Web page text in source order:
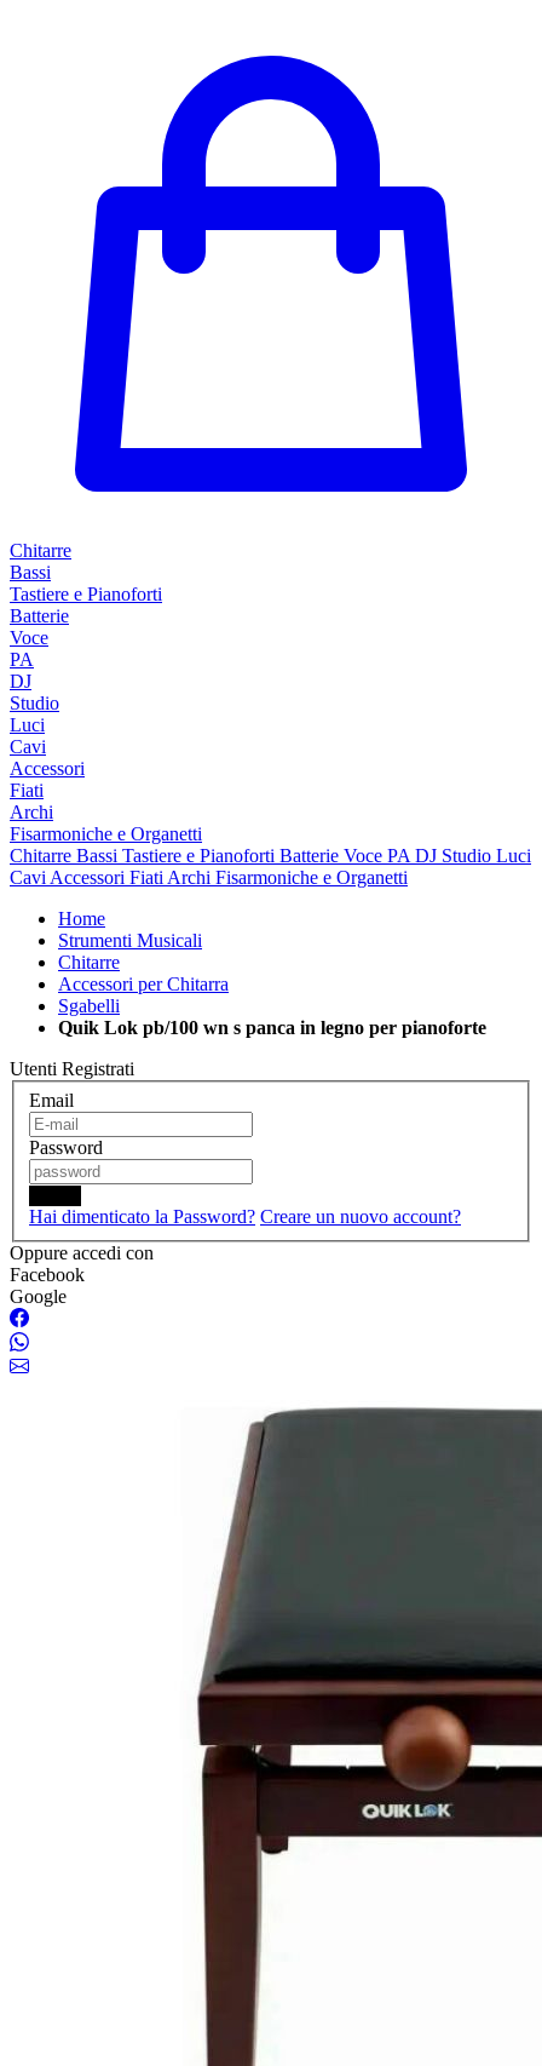
Chitarre
Bassi
Tastiere e Pianoforti
Batterie
Voce
PA
DJ
Studio
Luci
Cavi
Accessori
Fiati
Archi
Fisarmoniche e Organetti
Chitarre Bassi Tastiere e Pianoforti Batterie Voce PA DJ Studio Luci
Cavi Accessori Fiati Archi Fisarmoniche e Organetti
Home
Strumenti Musicali
Chitarre
Accessori per Chitarra
Sgabelli
Quik Lok pb/100 wn s panca in legno per pianoforte
Utenti Registrati
Email
Password
Hai dimenticato la Password? Creare un nuovo account?
Oppure accedi con
Facebook
Google